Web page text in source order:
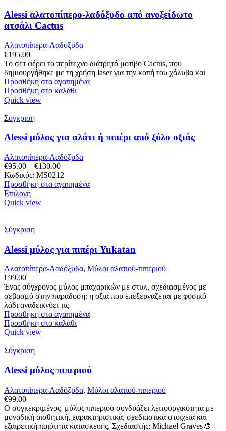
Alessi αλατοπίπερο-λαδόξυδο από ανοξείδωτο
ατσάλι Cactus
Αλατοπίπερα-Λαδόξυδα
€195.00
Το σετ φέρει το περίτεχνο διάτρητό μοτίβο Cactus, που
δημιουργήθηκε με τη χρήση laser για την κοπή του χάλυβα και
Προσθήκη στα αγαπημένα
Προσθήκη στο καλάθι
Quick view
Σύγκριση
Alessi μύλος για αλάτι ή πιπέρι από ξύλο οξιάς
Αλατοπίπερα-Λαδόξυδα
€95.00 – €130.00Price
range:
€95.00
Κωδικός: MS0212
Προσθήκη στα αγαπημένα
ΕπιλογήΑυτό
το
πολλαπλές
Οι
επιλογές
μπορούν
να
επιλεγούν
στη
σελίδα
του
προϊόντος
Quick view
Σύγκριση
Alessi μύλος για πιπέρι Yukatan
Αλατοπίπερα-Λαδόξυδα, Μύλοι αλατιού-πιπεριού
€99.00
Ένας σύγχρονος μύλος μπαχαρικών με στυλ, σχεδιασμένος με
σεβασμό στην παράδοση: η οξιά που επεξεργάζεται με φυσικό
λάδι αναδεικνύει τις
Προσθήκη στα αγαπημένα
Προσθήκη στο καλάθι
Quick view
Σύγκριση
Alessi μύλος πιπεριού
Αλατοπίπερα-Λαδόξυδα, Μύλοι αλατιού-πιπεριού
€99.00
Ο συγκεκριμένος μύλος πιπεριού συνδυάζει λειτουργικότητα με
μοναδική αισθητική, χαρακτηριστικά, σχεδιαστικά στοιχεία και
εξαιρετική ποιότητα κατασκευής. Σχεδιαστής: Michael Graves🎨